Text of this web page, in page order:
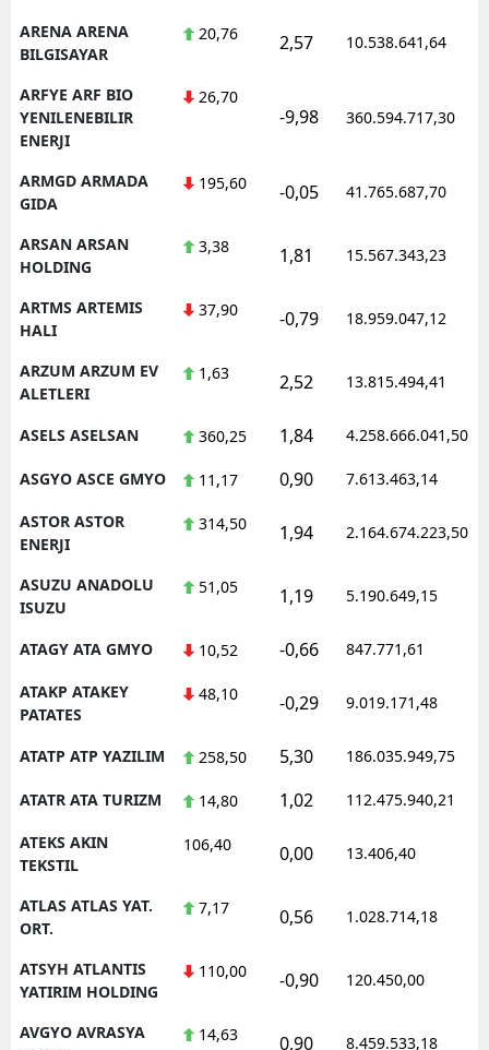
ARENA ARENA
BILGISAYAR
20,76 2,57 10.538.641,64
ARFYE ARF BIO
YENILENEBILIR
ENERJI
26,70
-9,98 360.594.717,30
ARMGD ARMADA
GIDA
195,60 -0,05 41.765.687,70
ARSAN ARSAN
HOLDING
3,38 1,81 15.567.343,23
ARTMS ARTEMIS
HALI
37,90 -0,79 18.959.047,12
ARZUM ARZUM EV
ALETLERI
1,63 2,52 13.815.494,41
ASELS ASELSAN 360,25 1,84 4.258.666.041,50
ASGYO ASCE GMYO 11,17 0,90 7.613.463,14
ASTOR ASTOR
ENERJI
314,50 1,94 2.164.674.223,50
ASUZU ANADOLU
ISUZU
51,05 1,19 5.190.649,15
ATAGY ATA GMYO 10,52 -0,66 847.771,61
ATAKP ATAKEY
PATATES
48,10 -0,29 9.019.171,48
ATATP ATP YAZILIM 258,50 5,30 186.035.949,75
ATATR ATA TURIZM 14,80 1,02 112.475.940,21
ATEKS AKIN
TEKSTIL
106,40 0,00 13.406,40
ATLAS ATLAS YAT.
ORT.
7,17 0,56 1.028.714,18
ATSYH ATLANTIS
YATIRIM HOLDING
110,00 -0,90 120.450,00
AVGYO AVRASYA
14,63 0,90 8.459.533,18